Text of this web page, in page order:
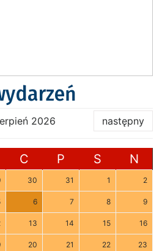
2026 następny
C P S N
30 31 1 2
6 7 8 9
13 14 15 16
20 21 22 23